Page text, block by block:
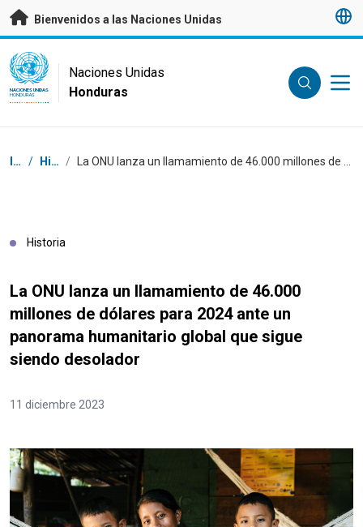
Saltar a contenido principal
Bienvenidos a las Naciones Unidas
UN Logo
NACIONES UNIDAS
HONDURAS
Naciones Unidas
Honduras
Coordenadas dentro de la ruta de navegación
Inicio / Historias /
Historia
La ONU lanza un llamamiento de 46.000
millones de dólares para 2024 ante un
panorama humanitario global que sigue
siendo desolador
11 diciembre 2023